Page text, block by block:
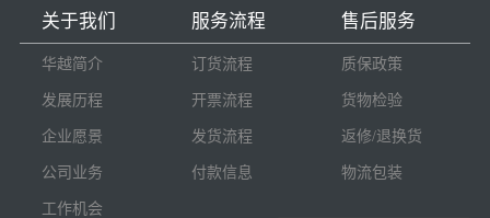
关于我们
华越简介
发展历程
企业愿景
公司业务
工作机会
服务流程
订货流程
开票流程
发货流程
付款信息
售后服务
质保政策
货物检验
返修/退换货
物流包装